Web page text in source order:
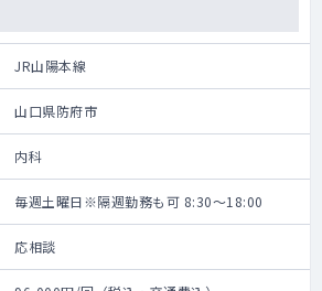
JR山陽本線
山口県防府市
内科
毎週土曜日※隔週勤務も可 8:30～18:00
応相談